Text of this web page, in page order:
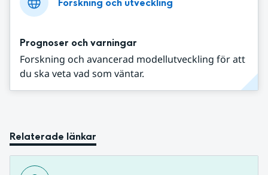
Prognoser och varningar
Forskning och avancerad modellutveckling för att
du ska veta vad som väntar.
Relaterade länkar